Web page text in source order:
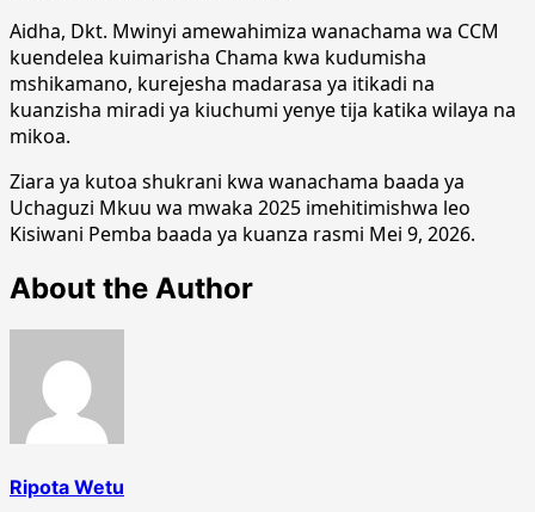
Aidha, Dkt. Mwinyi amewahimiza wanachama wa CCM
kuendelea kuimarisha Chama kwa kudumisha
mshikamano, kurejesha madarasa ya itikadi na
kuanzisha miradi ya kiuchumi yenye tija katika wilaya na
mikoa.
Ziara ya kutoa shukrani kwa wanachama baada ya
Uchaguzi Mkuu wa mwaka 2025 imehitimishwa leo
Kisiwani Pemba baada ya kuanza rasmi Mei 9, 2026.
About the Author
Ripota Wetu